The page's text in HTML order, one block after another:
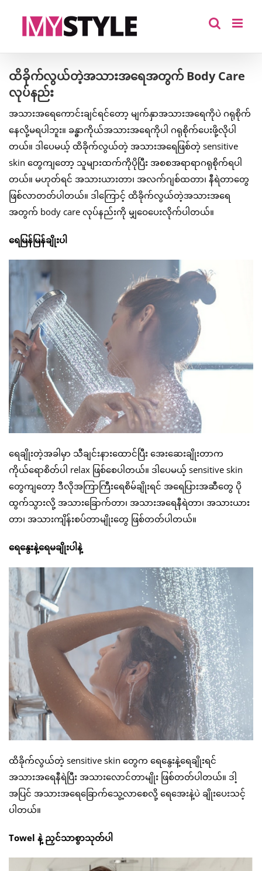
ထိခိုက်လွယ်တဲ့အသားအရေအတွက် Body Care
လုပ်နည်း
အသားအရေကောင်းချင်ရင်တော့ မျက်နှာအသားအရေကိုပဲ ဂရုစိုက်
နေလို့မရပါဘူး။ ခန္ဓာကိုယ်အသားအရေကိုပါ ဂရုစိုက်ပေးဖို့လိုပါ
တယ်။ ဒါပေမယ့် ထိခိုက်လွယ်တဲ့ အသားအရေဖြစ်တဲ့ sensitive
skin တွေကျတော့ သူများထက်ကိုပိုပြီး အစစအရာရာဂရုစိုက်ရပါ
တယ်။ မဟုတ်ရင် အသားယားတာ၊ အလက်ဂျစ်ထတာ၊ နီရဲတာတွေ
ဖြစ်လာတတ်ပါတယ်။ ဒါကြောင့် ထိခိုက်လွယ်တဲ့အသားအရေ
အတွက် body care လုပ်နည်းကို မျှဝေပေးလိုက်ပါတယ်။
ရေမြန်မြန်ချိုးပါ
ရေချိုးတဲ့အခါမှာ သီချင်းနားထောင်ပြီး အေးဆေးချိုးတာက
ကိုယ်ရောစိတ်ပါ relax ဖြစ်စေပါတယ်။ ဒါပေမယ့် sensitive skin
တွေကျတော့ ဒီလိုအကြာကြီးရေစိမ်ချိုးရင် အရေပြားအဆီတွေ ပို
ထွက်သွားလို့ အသားခြောက်တာ၊ အသားအရေနီရဲတာ၊ အသားယား
တာ၊ အသားကျိန်းစပ်တာမျိုးတွေ ဖြစ်တတ်ပါတယ်။
ရေနွေးနဲ့ရေမချိုးပါနဲ့
ထိခိုက်လွယ်တဲ့ sensitive skin တွေက ရေနွေးနဲ့ရေချိုးရင်
အသားအရေနီရဲပြီး အသားလောင်တာမျိုး ဖြစ်တတ်ပါတယ်။ ဒါ့
အပြင် အသားအရေခြောက်သွေ့လာစေလို့ ရေအေးနဲ့ပဲ ချိုးပေးသင့်
ပါတယ်။
Towel နဲ့ ညှင်သာစွာသုတ်ပါ